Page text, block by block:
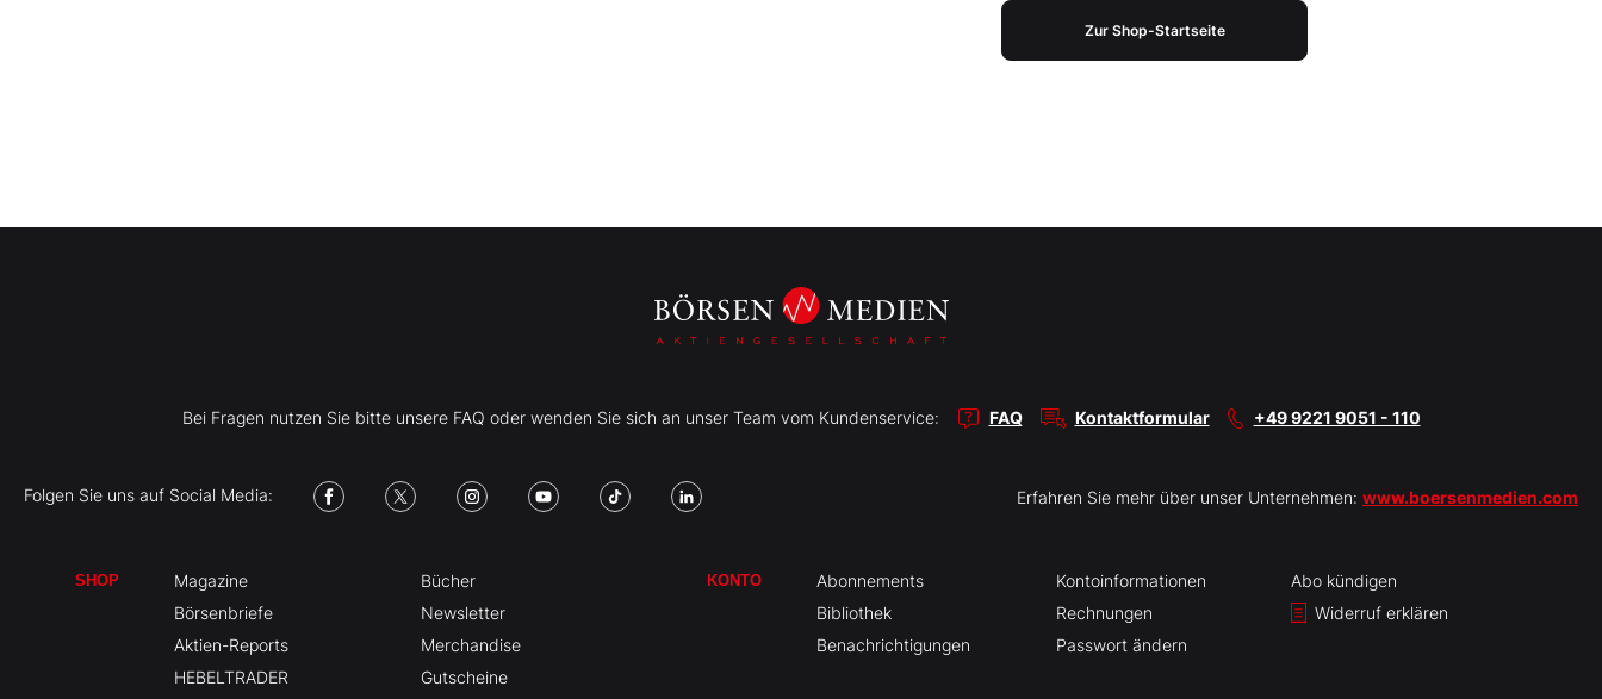
Zur Shop-Startseite
Bei Fragen nutzen Sie bitte unsere FAQ oder wenden Sie sich an unser Team vom Kundenservice: FAQ Kontaktformular +49 9221 9051 - 110
Folgen Sie uns auf Social Media: Erfahren Sie mehr über unser Unternehmen: www.boersenmedien.com
SHOP
Magazine
Börsenbriefe
Aktien-Reports
HEBELTRADER
Bücher
Newsletter
Merchandise
Gutscheine
KONTO
Abonnements
Bibliothek
Benachrichtigungen
Kontoinformationen
Rechnungen
Passwort ändern
Abo kündigen
Widerruf erklären